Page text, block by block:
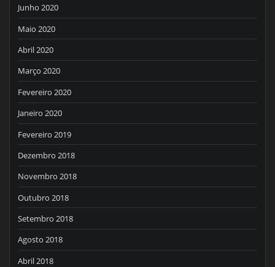
Junho 2020
Maio 2020
Abril 2020
Março 2020
Fevereiro 2020
Janeiro 2020
Fevereiro 2019
Dezembro 2018
Novembro 2018
Outubro 2018
Setembro 2018
Agosto 2018
Abril 2018